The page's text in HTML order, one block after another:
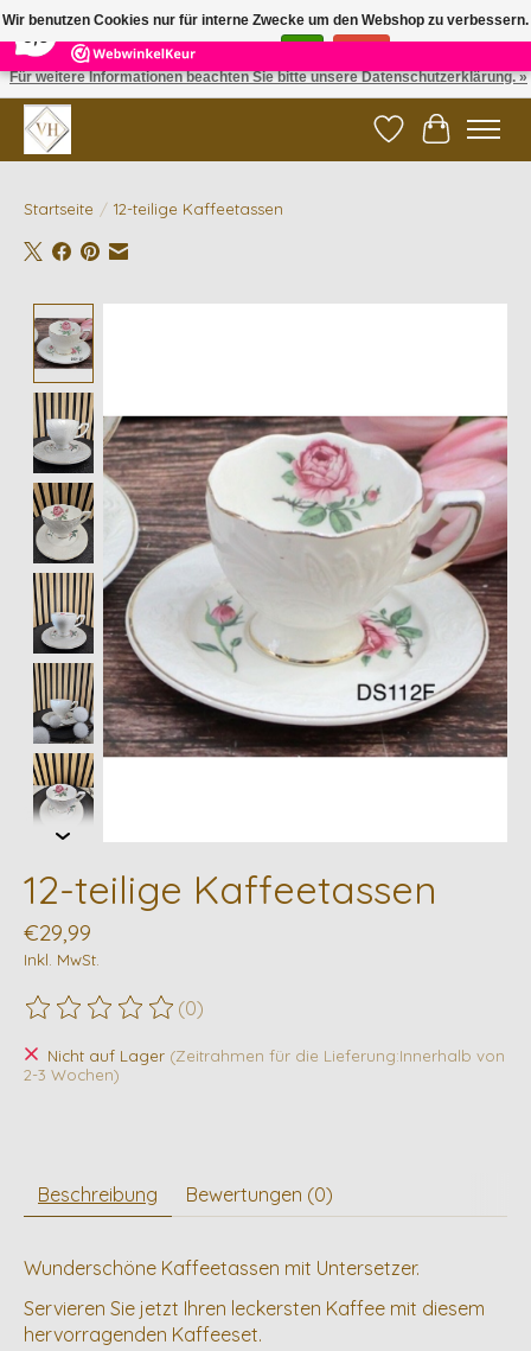
5 Reviews ×
✓ Gratis verzending vanaf €200 | ✓ 14 dagen retourneren
Wunschzettel
Ihr
Startseite / 12-teilige Kaffeetassen
12-teilige Kaffeetassen
€29,99
Inkl. MwSt.
Die Bewertung dieses Produkts ist
(0)
Nicht auf Lager (Zeitrahmen für die Lieferung:Innerhalb von
2-3 Wochen)
Beschreibung Bewertungen (0)
Wunderschöne Kaffeetassen mit Untersetzer.
Servieren Sie jetzt Ihren leckersten Kaffee mit diesem
hervorragenden Kaffeeset.
Wir benutzen Cookies nur für interne Zwecke um den Webshop zu verbessern.
Ist das in Ordnung?
Für weitere Informationen beachten Sie bitte unsere Datenschutzerklärung. »